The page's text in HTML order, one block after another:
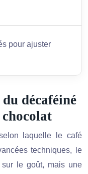
pour ajuster
décaféiné
laquelle le café
techniques, le
sur le goût, mais une